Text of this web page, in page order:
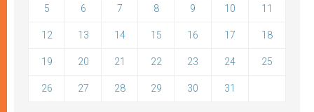
5 6 7 8 9 10 11
12 13 14 15 16 17 18
19 20 21 22 23 24 25
26 27 28 29 30 31